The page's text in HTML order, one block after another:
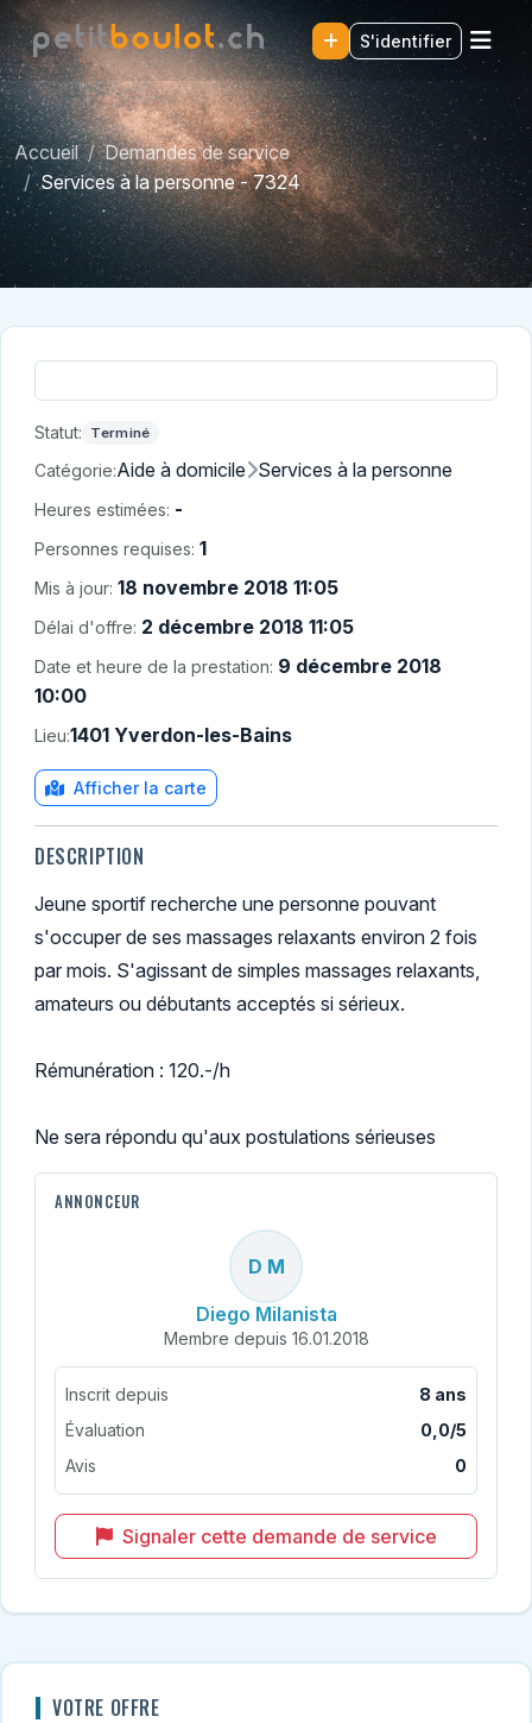
S'identifier
Accueil
Demandes de service
Services à la personne - 7324
Statut: Terminé
Catégorie:Aide à domicile Services à la personne
Heures estimées: -
Personnes requises: 1
Mis à jour: 18 novembre 2018 11:05
Délai d'offre: 2 décembre 2018 11:05
Date et heure de la prestation: 9 décembre 2018
10:00
Lieu:1401 Yverdon-les-Bains
Afficher la carte
DESCRIPTION
Jeune sportif recherche une personne pouvant
s'occuper de ses massages relaxants environ 2 fois
par mois. S'agissant de simples massages relaxants,
amateurs ou débutants acceptés si sérieux.
Rémunération : 120.-/h
Ne sera répondu qu'aux postulations sérieuses
ANNONCEUR
D M
Diego Milanista
Membre depuis 16.01.2018
Inscrit depuis
8 ans
Évaluation
0,0/5
Avis
0
Signaler cette demande de service
VOTRE OFFRE